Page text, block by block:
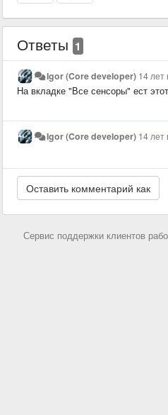
Ответы 1
Igor (Core developer) 14 лет
На вкладке "Все сенсоры" ест
Igor (Core developer) 14 лет
Сервис поддержки клиентов